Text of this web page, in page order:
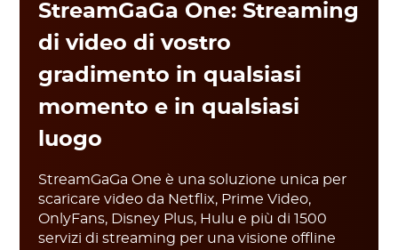
StreamGaGa One: Streaming
di video di vostro
gradimento in qualsiasi
momento e in qualsiasi
luogo
StreamGaGa One è una soluzione unica per
scaricare video da Netflix, Prime Video,
OnlyFans, Disney Plus, Hulu e più di 1500
servizi di streaming per una visione offline